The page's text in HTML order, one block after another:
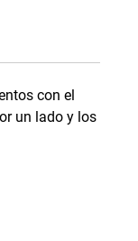
con el
un lado y los